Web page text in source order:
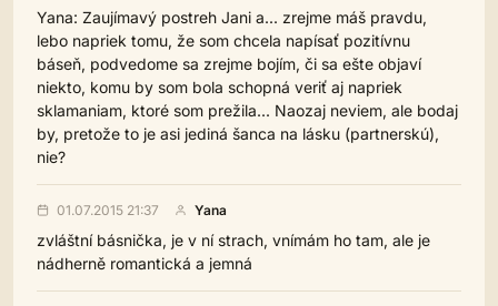
Yana: Zaujímavý postreh Jani a... zrejme máš pravdu,
lebo napriek tomu, že som chcela napísať pozitívnu
báseň, podvedome sa zrejme bojím, či sa ešte objaví
niekto, komu by som bola schopná veriť aj napriek
sklamaniam, ktoré som prežila... Naozaj neviem, ale bodaj
by, pretože to je asi jediná šanca na lásku (partnerskú),
nie?
01.07.2015 21:37 Yana
zvláštní básnička, je v ní strach, vnímám ho tam, ale je
nádherně romantická a jemná